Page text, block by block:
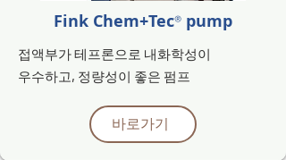
Fink Chem+Tec® pump
접액부가 테프론으로 내화학성이
우수하고, 정량성이 좋은 펌프
바로가기